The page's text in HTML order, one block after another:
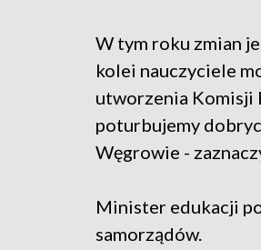
W tym roku zmian
kolei nauczyciele
utworzenia Komisji
poturbujemy
Węgrowie -
Minister edukacji
samorządów.